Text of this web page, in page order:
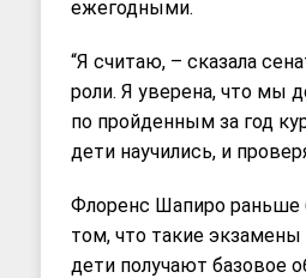
ежегодными.
“Я считаю, – сказала
роли. Я уверена, что мы
по пройденным за год
дети научились, и
Флоренс Шапиро раньше
том, что такие
дети получают базовое